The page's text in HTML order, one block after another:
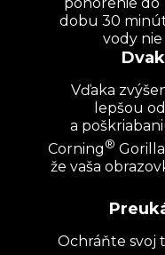
dobu 30
vody
Vďaka
lepšou
a
Corning® Gorilla
že vaša
Ochráňte svoj